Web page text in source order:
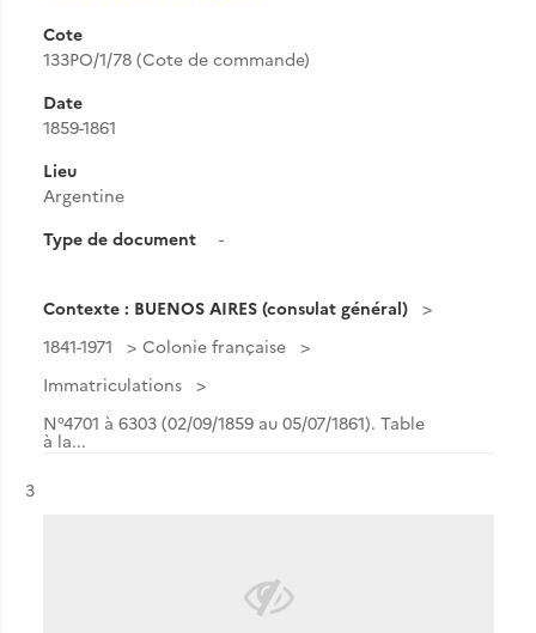
Cote
133PO/1/78 (Cote de commande)
Date
1859-1861
Lieu
Argentine
Type de document
-
Contexte : BUENOS AIRES (consulat général)
1841-1971
Colonie française
Immatriculations
N°4701 à 6303 (02/09/1859 au 05/07/1861). Table
à la...
Résultat n°
3